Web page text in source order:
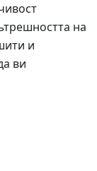
на
и
ви